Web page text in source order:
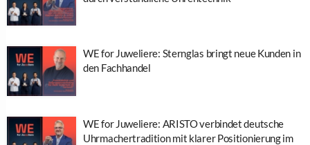
WE for Juweliere: Sternglas bringt neue Kunden in
den Fachhandel
WE for Juweliere: ARISTO verbindet deutsche
Uhrmachertradition mit klarer Positionierung im